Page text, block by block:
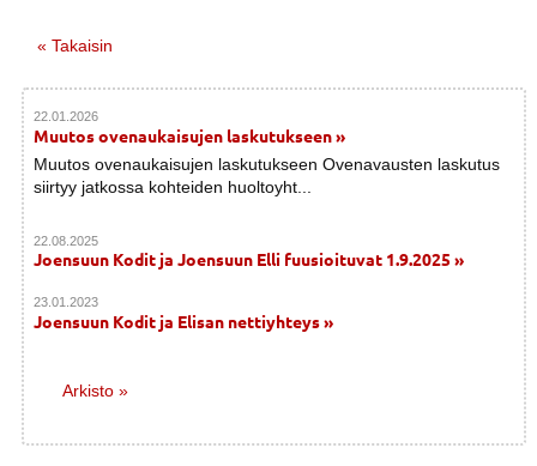
« Takaisin
22.01.2026
Muutos ovenaukaisujen laskutukseen »
Muutos ovenaukaisujen laskutukseen Ovenavausten laskutus
siirtyy jatkossa kohteiden huoltoyht...
22.08.2025
Joensuun Kodit ja Joensuun Elli fuusioituvat 1.9.2025 »
23.01.2023
Joensuun Kodit ja Elisan nettiyhteys »
Arkisto »